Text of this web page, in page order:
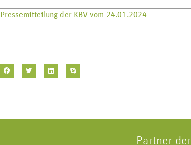
Pressemitteilung der KBV vom 24.01.2024
Partner